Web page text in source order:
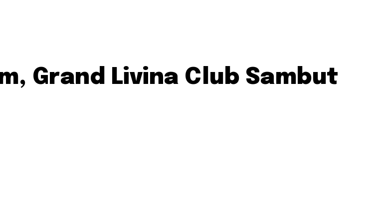
Grand Livina Club Sambut